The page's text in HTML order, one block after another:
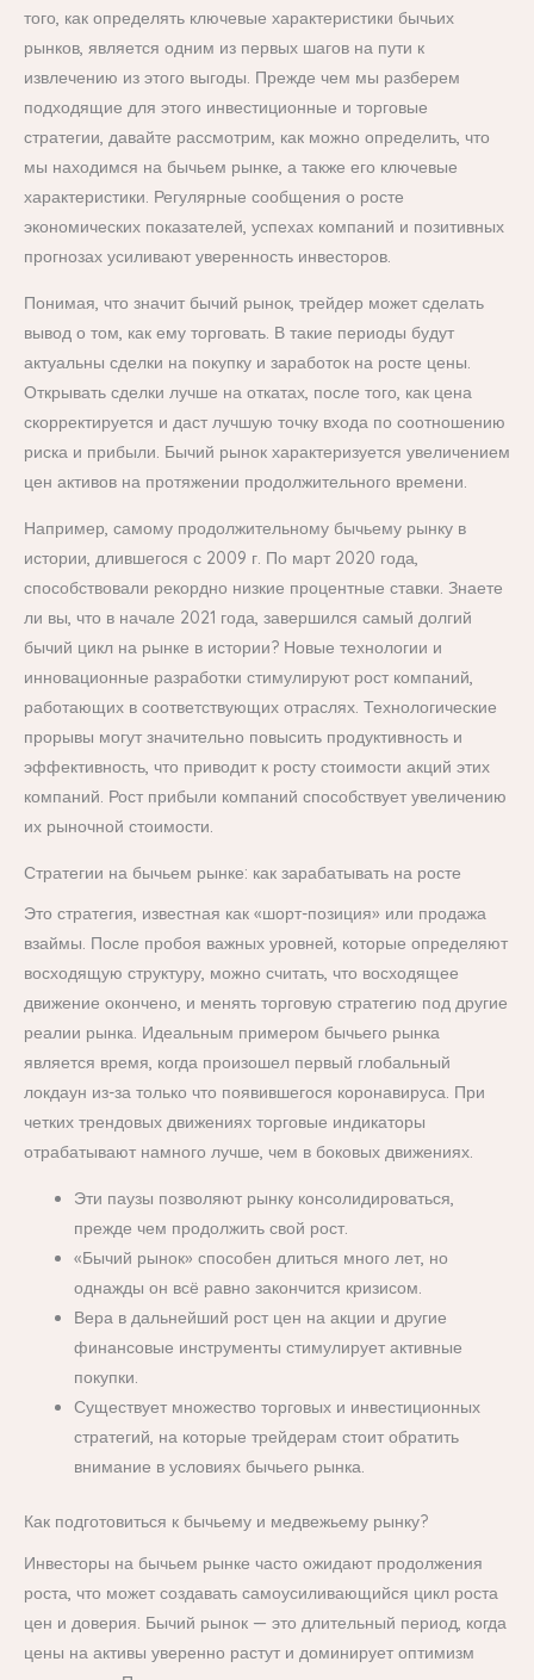
того, как определять ключевые характеристики бычьих
рынков, является одним из первых шагов на пути к
извлечению из этого выгоды. Прежде чем мы разберем
подходящие для этого инвестиционные и торговые
стратегии, давайте рассмотрим, как можно определить, что
мы находимся на бычьем рынке, а также его ключевые
характеристики. Регулярные сообщения о росте
экономических показателей, успехах компаний и позитивных
прогнозах усиливают уверенность инвесторов.
Понимая, что значит бычий рынок, трейдер может сделать
вывод о том, как ему торговать. В такие периоды будут
актуальны сделки на покупку и заработок на росте цены.
Открывать сделки лучше на откатах, после того, как цена
скорректируется и даст лучшую точку входа по соотношению
риска и прибыли. Бычий рынок характеризуется увеличением
цен активов на протяжении продолжительного времени.
Например, самому продолжительному бычьему рынку в
истории, длившегося с 2009 г. По март 2020 года,
способствовали рекордно низкие процентные ставки. Знаете
ли вы, что в начале 2021 года, завершился самый долгий
бычий цикл на рынке в истории? Новые технологии и
инновационные разработки стимулируют рост компаний,
работающих в соответствующих отраслях. Технологические
прорывы могут значительно повысить продуктивность и
эффективность, что приводит к росту стоимости акций этих
компаний. Рост прибыли компаний способствует увеличению
их рыночной стоимости.
Стратегии на бычьем рынке: как зарабатывать на росте
Это стратегия, известная как «шорт-позиция» или продажа
взаймы. После пробоя важных уровней, которые определяют
восходящую структуру, можно считать, что восходящее
движение окончено, и менять торговую стратегию под другие
реалии рынка. Идеальным примером бычьего рынка
является время, когда произошел первый глобальный
локдаун из-за только что появившегося коронавируса. При
четких трендовых движениях торговые индикаторы
отрабатывают намного лучше, чем в боковых движениях.
Эти паузы позволяют рынку консолидироваться,
прежде чем продолжить свой рост.
«Бычий рынок» способен длиться много лет, но
однажды он всё равно закончится кризисом.
Вера в дальнейший рост цен на акции и другие
финансовые инструменты стимулирует активные
покупки.
Существует множество торговых и инвестиционных
стратегий, на которые трейдерам стоит обратить
внимание в условиях бычьего рынка.
Как подготовиться к бычьему и медвежьему рынку?
Инвесторы на бычьем рынке часто ожидают продолжения
роста, что может создавать самоусиливающийся цикл роста
цен и доверия. Бычий рынок — это длительный период, когда
цены на активы уверенно растут и доминирует оптимизм